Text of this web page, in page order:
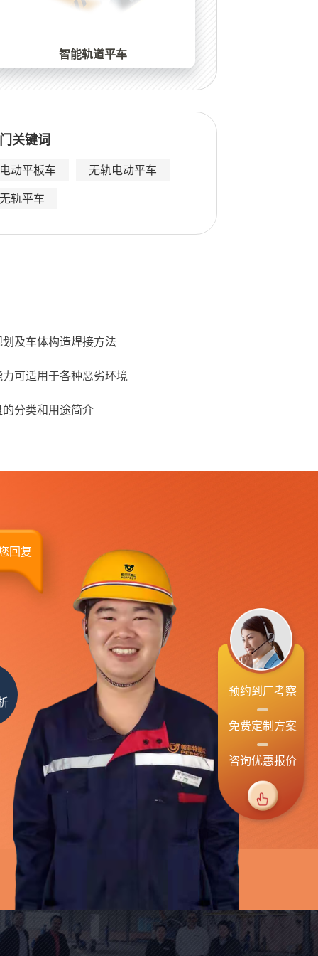
智能轨道平车
关键词
电动平板车
无轨电动平车
无轨平车
及车体构造焊接方法
可适用于各种恶劣环境
分类和用途简介
回复
预约到厂考察
免费定制方案
咨询优惠报价